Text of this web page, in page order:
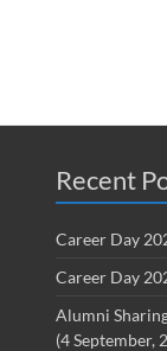
Recent
Career Day
Career Day
Alumni
(4 September,